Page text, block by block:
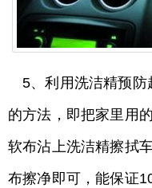
5、利用洗洁精预
的方法，即把家里用
软布沾上洗洁精擦拭
布擦净即可，能保证